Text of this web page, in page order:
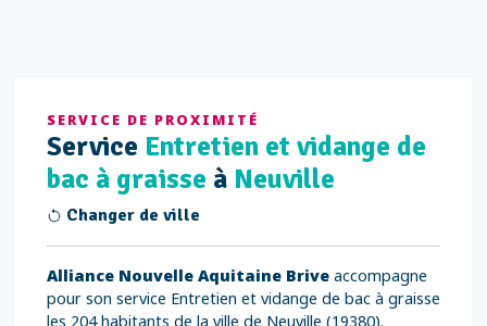
SERVICE DE PROXIMITÉ
Service Entretien et vidange de
bac à graisse à Neuville
Changer de ville
Alliance Nouvelle Aquitaine Brive accompagne
pour son service Entretien et vidange de bac à graisse
les 204 habitants de la ville de Neuville (19380).